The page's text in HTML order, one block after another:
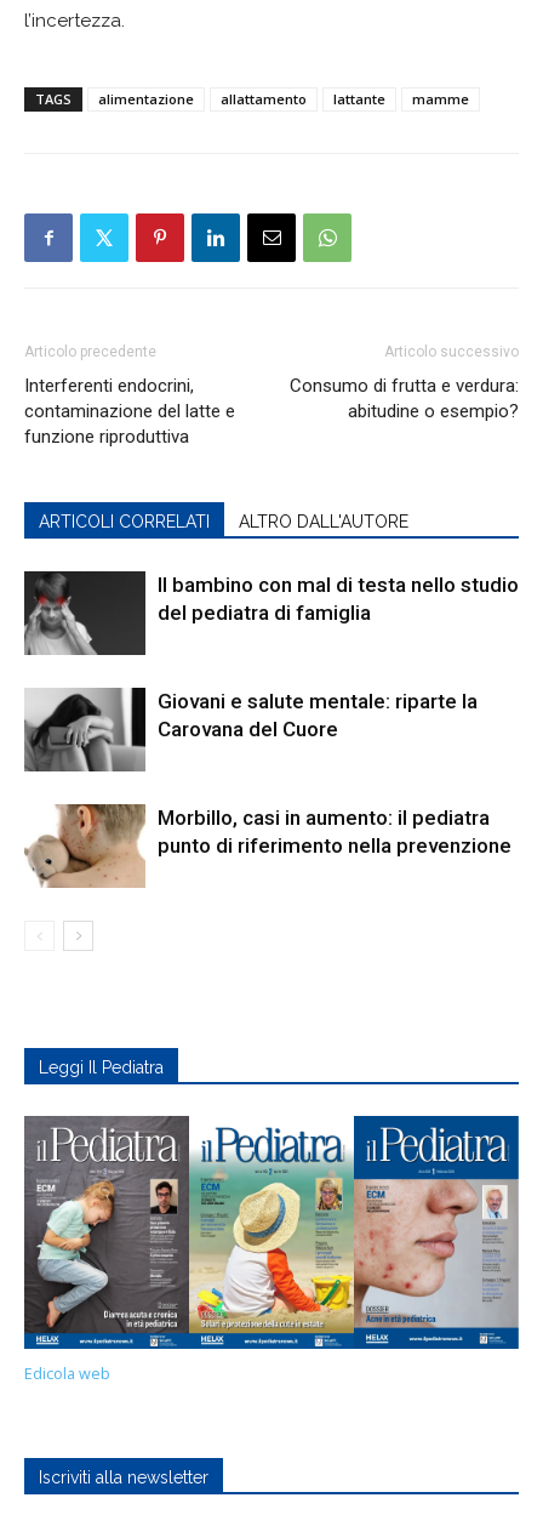
l’incertezza.
TAGS alimentazione allattamento lattante mamme
Articolo precedente
Interferenti endocrini,
contaminazione del latte e
funzione riproduttiva
Articolo successivo
Consumo di frutta e verdura:
abitudine o esempio?
ARTICOLI CORRELATI ALTRO DALL'AUTORE
Il bambino con mal di testa nello studio
del pediatra di famiglia
Giovani e salute mentale: riparte la
Carovana del Cuore
Morbillo, casi in aumento: il pediatra
punto di riferimento nella prevenzione
Leggi Il Pediatra
Edicola web
Iscriviti alla newsletter